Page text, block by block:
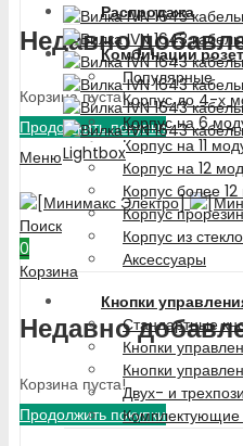
Недавно
Корзина пуста!
Продолжить покупки
Меню
Поиск
0
Корзина
Недавно
Корзина пуста!
Продолжить покупки
Распродажа
Комбинации
Популярные
Корпус до 4-х
Корпус на 6
Корпус на 11
Корпус на 12
Корпус более
Корпус
Корпус из
Аксессуары
Кнопки
Стандартные
Кнопки
Кнопки
Двух- и
Комплектующие
Lightbox